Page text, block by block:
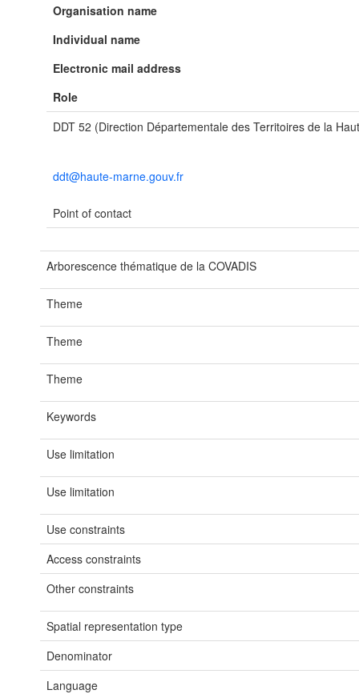
Organisation name
Individual name
Electronic mail address
Role
DDT 52 (Direction Départementale des Territoires de la
ddt@haute-marne.gouv.fr
Point of contact
Arborescence thématique de la COVADIS
Theme
Theme
Theme
Keywords
Use limitation
Use limitation
Use constraints
Access constraints
Other constraints
Spatial representation type
Denominator
Language